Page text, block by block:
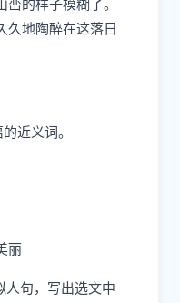
的样子模糊了。
久地陶醉在这落日
近义词。
丽
人句，写出选文中